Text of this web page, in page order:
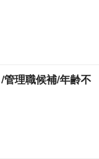
管理職候補/年齢不